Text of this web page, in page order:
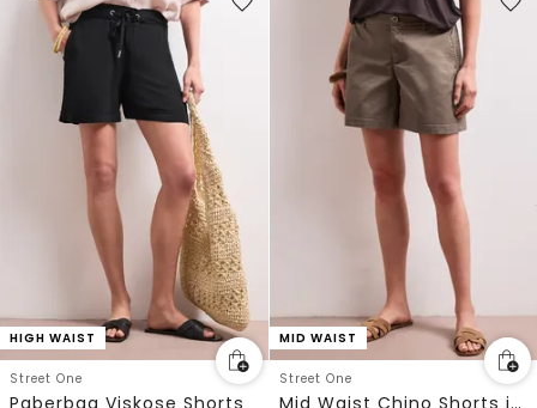
HIGH WAIST
Street One
MID WAIST
Street One